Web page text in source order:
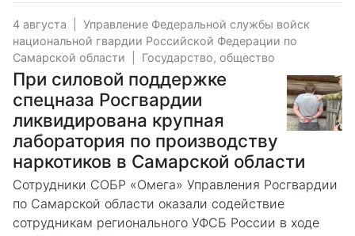
4 августа
Управление Федеральной службы войск
национальной гвардии Российской Федерации по
Самарской области
Государство, общество
При силовой поддержке
спецназа Росгвардии
ликвидирована крупная
лаборатория по производству
наркотиков в Самарской области
Сотрудники СОБР «Омега» Управления Росгвардии
по Самарской области оказали содействие
сотрудникам регионального УФСБ России в ходе